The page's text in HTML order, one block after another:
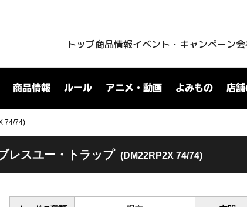
トップ商品情報イベント・キャンペーン
商品情報 ルール アニメ・動画 よみもの 店
74/74)
レスユー・トラップ (DM22RP2X 74/74)